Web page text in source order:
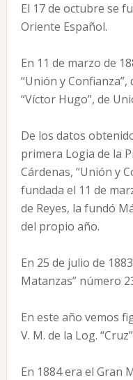
El 17 de octubre se
Oriente Español.
En 11 de marzo de
“Unión y
“Víctor Hugo”, de
De los datos
primera Logia de la
Cárdenas, “Unión y
fundada el 11 de
de Reyes, la fundó
del propio año.
En 25 de julio de
Matanzas” número
En este año vemos
V. M. de la Log.
En 1884 era el Gran